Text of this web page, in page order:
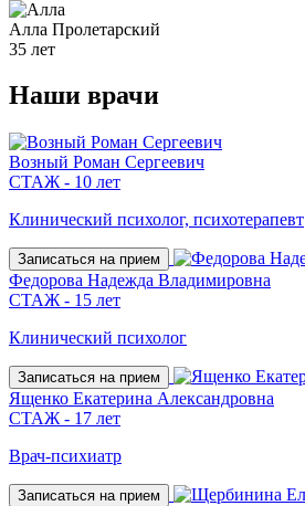
Алла Пролетарский
35 лет
Наши врачи
Возный Роман Сергеевич
СТАЖ - 10 лет
Клинический психолог, психотерапевт
Записаться на прием
Федорова Надежда Владимировна
СТАЖ - 15 лет
Клинический психолог
Записаться на прием
Ященко Екатерина Александровна
СТАЖ - 17 лет
Врач-психиатр
Записаться на прием